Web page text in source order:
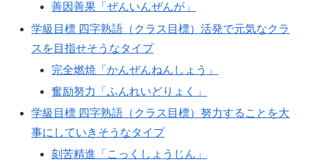
善因善果「ぜんいんぜんが」
学級目標 四字熟語（クラス目標）活発で元気なクラ
スを目指せそうなタイプ
完全燃焼「かんぜんねんしょう」
奮励努力「ふんれいどりょく」
学級目標 四字熟語（クラス目標）努力することを大
事にしていきそうなタイプ
刻苦精進「こっくしょうじん」